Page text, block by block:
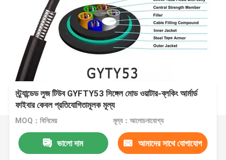
স্ট্র্যান্ডেড লুজ টিউব GYFTY53 সিঙ্গেল মোড ওয়াটার-ব্লকিং আর্মার্ড
ফাইবার কেবল প্রতিযোগিতামূলক মূল্য
MOQ：বিনিমেয় মূল্য：আলোচনাযোগ্য
ভালো দাম আমাদের সাথে যোগাযোগ